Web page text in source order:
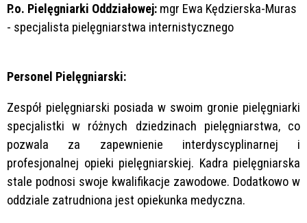
P.o. Pielęgniarki Oddziałowej: mgr Ewa Kędzierska-Muras
- specjalista pielęgniarstwa internistycznego
Personel Pielęgniarski:
Zespół pielęgniarski posiada w swoim gronie pielęgniarki
specjalistki w różnych dziedzinach pielęgniarstwa, co
pozwala za zapewnienie interdyscyplinarnej i
profesjonalnej opieki pielęgniarskiej. Kadra pielęgniarska
stale podnosi swoje kwalifikacje zawodowe. Dodatkowo w
oddziale zatrudniona jest opiekunka medyczna.